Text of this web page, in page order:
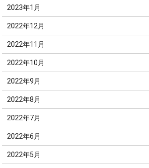
2023年1月
2022年12月
2022年11月
2022年10月
2022年9月
2022年8月
2022年7月
2022年6月
2022年5月